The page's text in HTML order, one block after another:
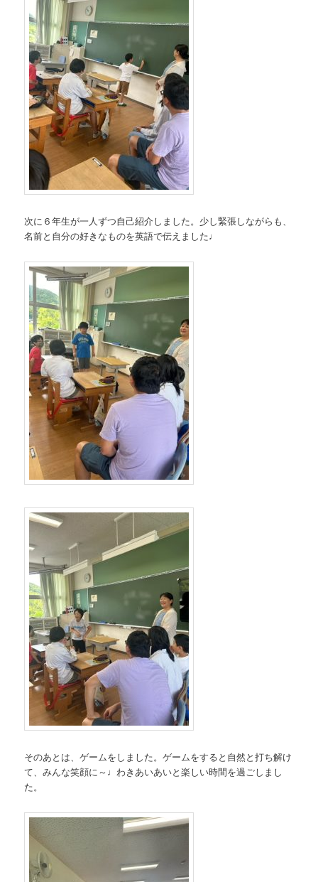
次に６年生が一人ずつ自己紹介しました。少し緊張しながらも、
名前と自分の好きなものを英語で伝えました♩
そのあとは、ゲームをしました。ゲームをすると自然と打ち解け
て、みんな笑顔に～♩わきあいあいと楽しい時間を過ごしまし
た。